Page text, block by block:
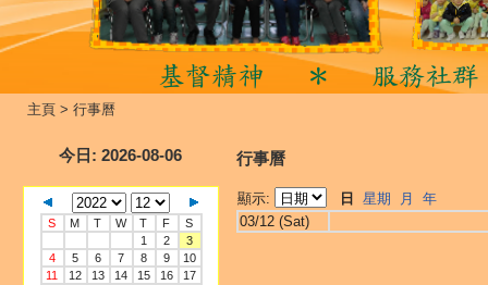
主頁 > 行事曆
今日 : 2026-08-06
S M T W T F
S
1
2
3
4
5 6 7 8 9
10
11
12 13 14 15 16
17
行事曆
顯示: 日 星期 月
年
03/12 (Sat)